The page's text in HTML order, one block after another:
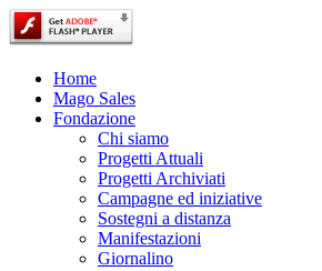
Home
Mago Sales
Fondazione
Chi siamo
Progetti Attuali
Progetti Archiviati
Campagne ed iniziative
Sostegni a distanza
Manifestazioni
Giornalino